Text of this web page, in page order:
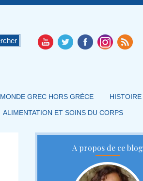
MONDE GREC HORS GRÈCE HISTOIRE
ALIMENTATION ET SOINS DU CORPS
A propos de ce blog